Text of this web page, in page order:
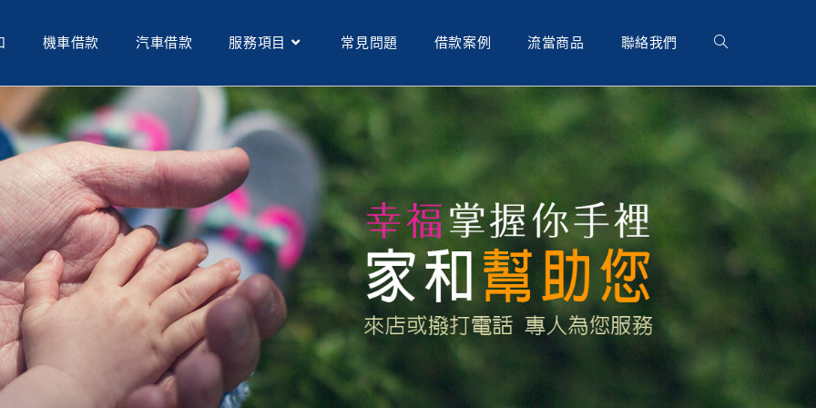
機車借款 汽車借款 服務項目 常見問題 借款案例 流當商品 聯絡我們